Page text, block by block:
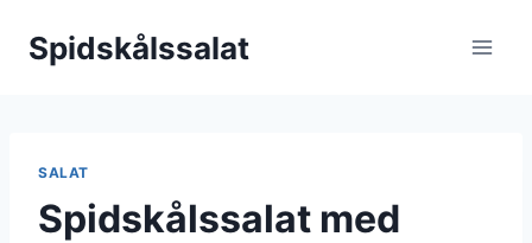
Spidskålssalat
SALAT
Spidskålssalat med